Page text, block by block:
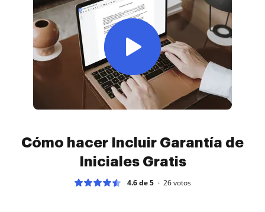
Cómo hacer Incluir Garantía de
Iniciales Gratis
4.6 de 5 26votos